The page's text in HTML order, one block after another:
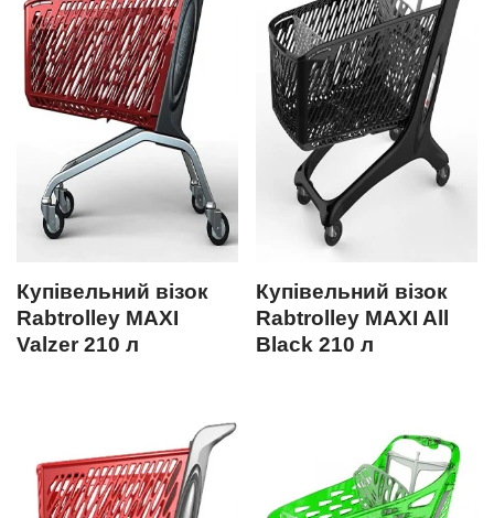
Купівельний візок
Rabtrolley MAXI
Valzer 210 л
Купівельний візок
Rabtrolley MAXI All
Black 210 л